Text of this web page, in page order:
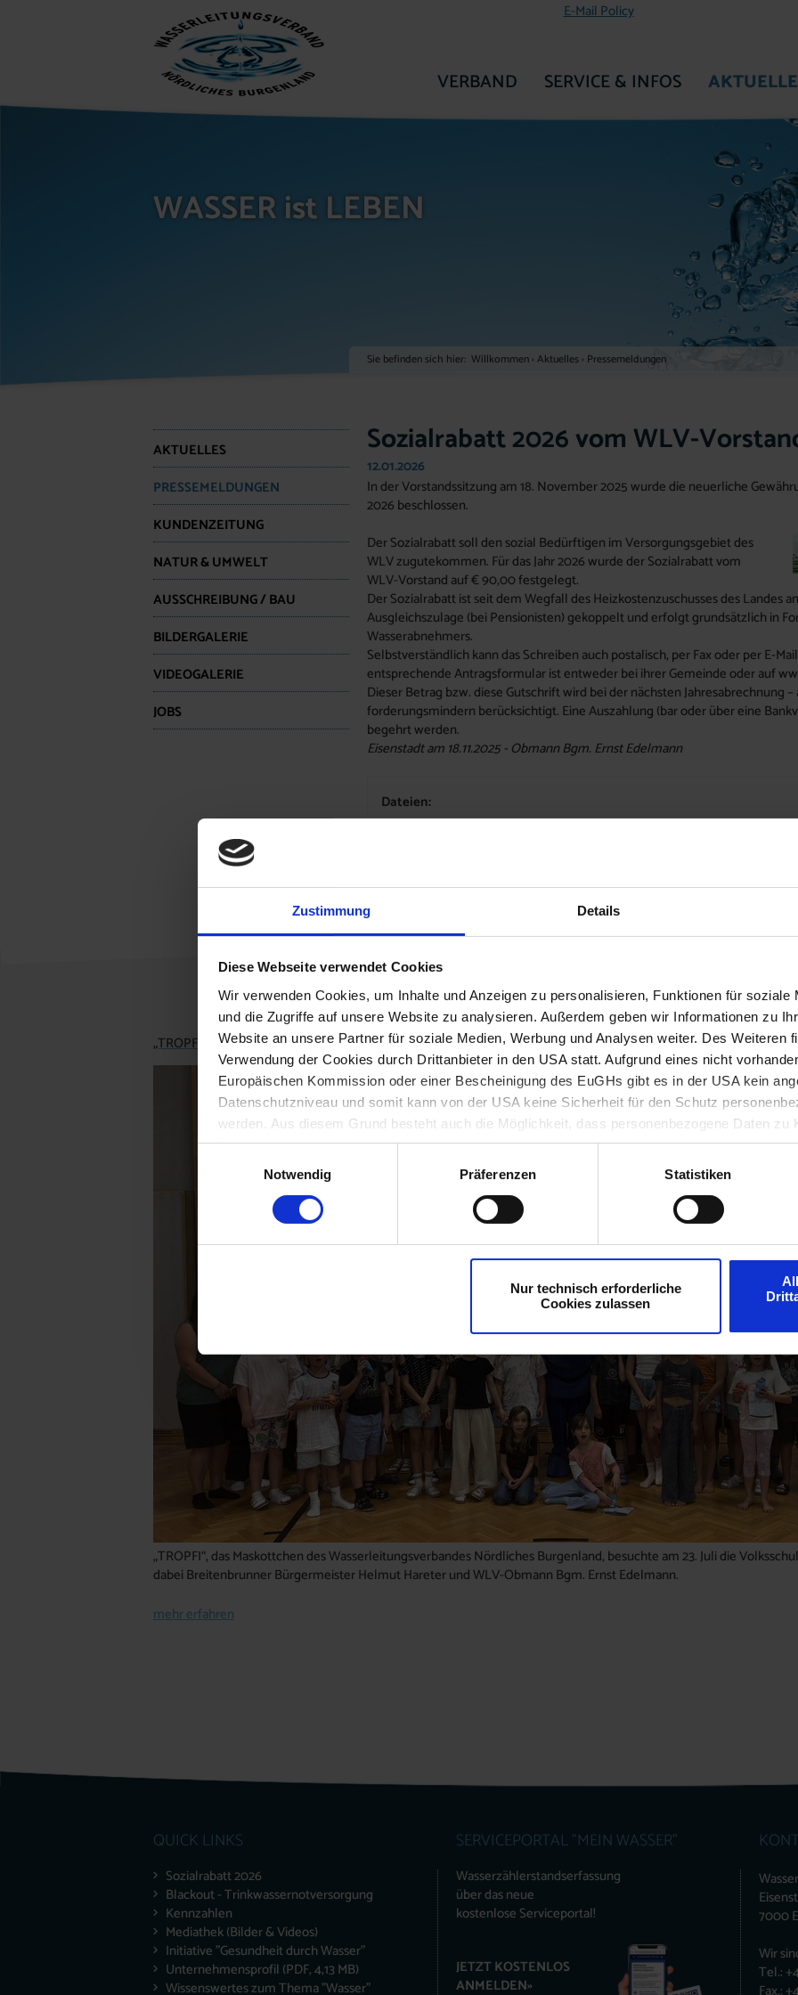
Zustimmung Details
Diese Webseite verwendet Cookies
Wir verwenden Cookies, um Inhalte und Anzeigen zu personalisieren, Funktionen für soziale
und die Zugriffe auf unsere Website zu analysieren. Außerdem geben wir Informationen zu
Website an unsere Partner für soziale Medien, Werbung und Analysen weiter. Des Weiteren
Verwendung der Cookies durch Drittanbieter in den USA statt. Aufgrund eines nicht
Europäischen Kommission oder einer Bescheinigung des EuGHs gibt es in der USA kein
Datenschutzniveau und somit kann von der USA keine Sicherheit für den Schutz
werden. Aus diesem Grund besteht auch die Möglichkeit, dass personenbezogene Daten zu
Überwachungszwecken durch Behörden herangezogen werden.
Notwendig
Präferenzen Statistiken
Nur technisch erforderliche
Cookies zulassen
E-Mail Policy
ZUR STARTSEITE
VERBAND SERVICE & INFOS
WASSER ist LEBEN
Sie befinden sich hier: Willkommen› Aktuelles› Pressemeldungen
Sozialrabatt 2026 vom WLV-
12.01.2026
In der Vorstandssitzung am 18. November 2025 wurde die neuerliche
2026 beschlossen.
Der Sozialrabatt soll den sozial Bedürftigen im Versorgungsgebiet des
WLV zugutekommen. Für das Jahr 2026 wurde der Sozialrabatt vom
WLV-Vorstand auf € 90,00 festgelegt.
Der Sozialrabatt ist seit dem Wegfall des Heizkostenzuschusses des Landes
Ausgleichszulage (bei Pensionisten) gekoppelt und erfolgt grundsätzlich in
Wasserabnehmers.
Selbstverständlich kann das Schreiben auch postalisch, per Fax oder per E-
entsprechende Antragsformular ist entweder bei ihrer Gemeinde oder auf
Dieser Betrag bzw. diese Gutschrift wird bei der nächsten Jahresabrechnung
forderungsmindern berücksichtigt. Eine Auszahlung (bar oder über eine
begehrt werden.
Eisenstadt am 18.11.2025 - Obmann Bgm. Ernst Edelmann
Dateien:
« Zurück zur Übersicht
AKTUELLES
PRESSEMELDUNGEN
KUNDENZEITUNG
NATUR & UMWELT
AUSSCHREIBUNG / BAU
BILDERGALERIE
VIDEOGALERIE
JOBS
AKTUELLES & PRESSEMELDUNGEN
„TROPFI“ zu Besuch in der Volksschule Breitenbrunn
„TROPFI“, das Maskottchen des Wasserleitungsverbandes Nördliches Burgenland, besuchte am 23. Juli die
dabei Breitenbrunner Bürgermeister Helmut Hareter und WLV-Obmann Bgm. Ernst Edelmann.
mehr erfahren
QUICK LINKS
Sozialrabatt 2026
Blackout - Trinkwassernotversorgung
Kennzahlen
Mediathek (Bilder & Videos)
Initiative "Gesundheit durch Wasser"
Unternehmensprofil (PDF, 4,13 MB)
Wissenswertes zum Thema "Wasser"
SERVICEPORTAL "MEIN WASSER"
Wasserzählerstandserfassung
über das neue
kostenlose Serviceportal!
JETZT KOSTENLOS
ANMELDEN»
7000
Wir
Tel.: